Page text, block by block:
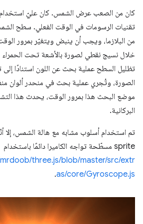
كان من الصعب عرض الشمس. كان عليّ استخدام
تقنيات الرسومات في الوقت الفعلي. سطح
من البلازما، ويجب أن ينبض ويتغيّر بمرور
خلال نسيج نقطي لصورة بالأشعة تحت
تظليل السطح عملية بحث عن اللون استنادًا
الصورة، وتُجري عملية بحث في منحدر ألوان
موضع البحث هذا بمرور الوقت، يحدث هذا
البركانية.
تم استخدام أسلوب مشابه مع هالة الشمس، إلا
sprite مسطّحة تواجه الكاميرا دائمًا باستخدام
three.js/blob/master/src/extr
as/core/Gyroscope.js
.